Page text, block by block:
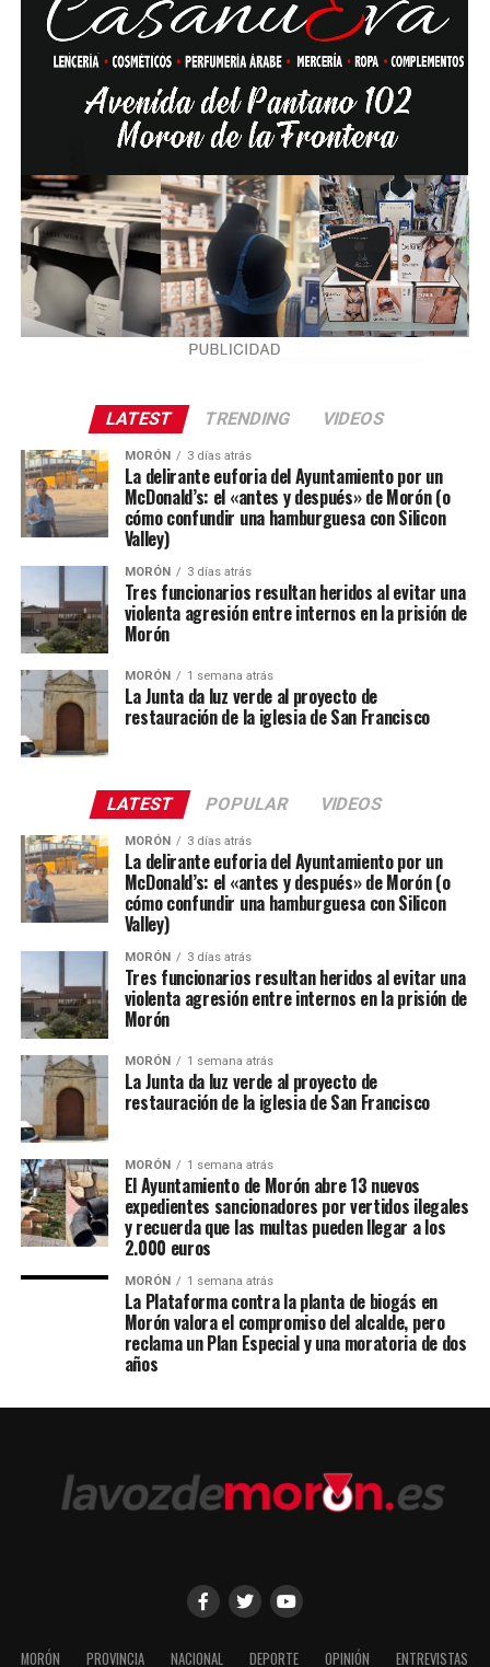
LATEST TRENDING VIDEOS
MORÓN 3 días atrás
La delirante euforia del Ayuntamiento por un
McDonald’s: el «antes y después» de Morón (o
cómo confundir una hamburguesa con Silicon
Valley)
MORÓN 3 días atrás
Tres funcionarios resultan heridos al evitar una
violenta agresión entre internos en la prisión de
Morón
MORÓN 1 semana atrás
La Junta da luz verde al proyecto de
restauración de la iglesia de San Francisco
LATEST POPULAR VIDEOS
MORÓN 3 días atrás
La delirante euforia del Ayuntamiento por un
McDonald’s: el «antes y después» de Morón (o
cómo confundir una hamburguesa con Silicon
Valley)
MORÓN 3 días atrás
Tres funcionarios resultan heridos al evitar una
violenta agresión entre internos en la prisión de
Morón
MORÓN 1 semana atrás
La Junta da luz verde al proyecto de
restauración de la iglesia de San Francisco
MORÓN 1 semana atrás
El Ayuntamiento de Morón abre 13 nuevos
expedientes sancionadores por vertidos ilegales
y recuerda que las multas pueden llegar a los
2.000 euros
MORÓN 1 semana atrás
La Plataforma contra la planta de biogás en
Morón valora el compromiso del alcalde, pero
reclama un Plan Especial y una moratoria de dos
años
MORÓN PROVINCIA NACIONAL DEPORTE OPINIÓN ENTREVISTAS